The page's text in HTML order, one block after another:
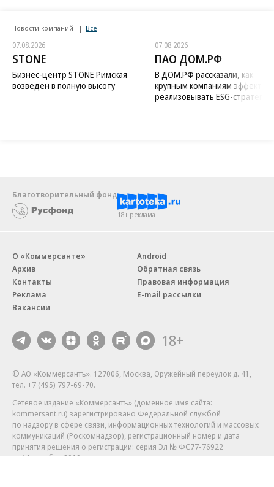
Новости компаний Все
07.08.2026
STONE
Бизнес-центр STONE Римская
возведен в полную высоту
07.08.2026
ПАО ДОМ.РФ
В ДОМ.РФ рассказали, как
крупным компаниям
реализовывать ESG-стратегию
Благотворительный фонд
18+ реклама
О «Коммерсанте»
Архив
Контакты
Реклама
Вакансии
Android
Обратная связь
Правовая информация
E-mail рассылки
18+
© АО «Коммерсантъ». 127006, Москва, Оружейный переулок д. 41,
тел. +7 (495) 797-69-70.
Сетевое издание «Коммерсантъ» (доменное имя сайта:
kommersant.ru) зарегистрировано Федеральной службой
по надзору в сфере связи, информационных технологий и массовых
коммуникаций (Роскомнадзор), регистрационный номер и дата
принятия решения о регистрации: серия Эл № ФС77-76922
от 11 октября 2019 г.